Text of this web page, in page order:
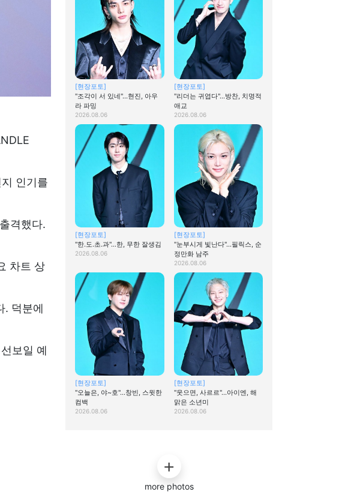
인기를
격했다.
차트 상
. 덕분에
보일 예
[현장포토]
"조각이 서 있네"…현진, 아우
라 파밍
2026.08.06
[현장포토]
"리더는 귀엽다"…방찬, 치명적
애교
2026.08.06
[현장포토]
"한.도.초.과"…한, 무한 잘생김
2026.08.06
[현장포토]
"눈부시게 빛난다"…필릭스, 순
정만화 남주
2026.08.06
[현장포토]
"오늘은, 야~호"…창빈, 스윗한
컴백
2026.08.06
[현장포토]
"웃으면, 사르르"…아이엔, 해
맑은 소년미
2026.08.06
more photos